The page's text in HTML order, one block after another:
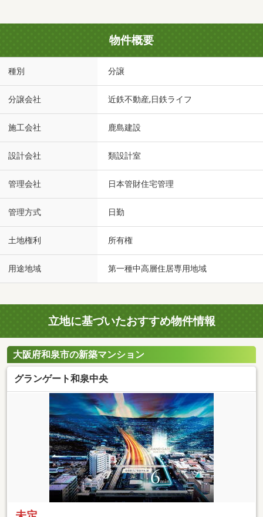
物件概要
種別 分譲
分譲会社 近鉄不動産,日鉄ライフ
施工会社 鹿島建設
設計会社 類設計室
管理会社 日本管財住宅管理
管理方式 日勤
土地権利 所有権
用途地域 第一種中高層住居専用地域
立地に基づいたおすすめ物件情報
大阪府和泉市の新築マンション
グランゲート和泉中央